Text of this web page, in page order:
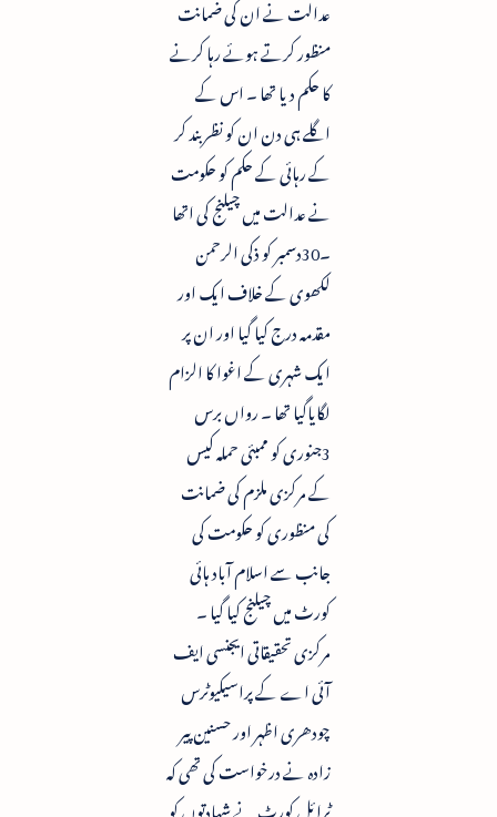
عدالت نے ان کی ضمانت
منظور کرتے ہوئے رہا کرنے
کا حکم دیا تھا ۔ اس کے
اگلے ہی دن ان کو نظربند کر
کے رہائی کے حکم کو حکومت
نے عدالت میں چیلنج کی اتھا
۔30دسمبر کو ذکی الرحمن
لکھوی کے خلاف ایک اور
مقدمہ درج کیا گیا اور ان پر
ایک شہری کے اغوا کا الزام
لگایاگیا تھا ۔ رواں برس
3جنوری کو ممبئی حملہ کیس
کے مرکزی ملزم کی ضمانت
کی منظوری کو حکومت کی
جانب سے اسلام آباد ہائی
کورٹ میں چیلنج کیا گیا ۔
مرکزی تحقیقاتی ایجنسی ایف
آئی اے کے پراسیکیوٹرس
چودھری اظہر اور حسنین پیر
زادہ نے درخواست کی تھی کہ
ٹرائل کورٹ نے شہادتوں کو